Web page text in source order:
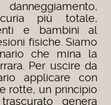
più totale,
e bambini al
fisiche.Siamo
che mina la
Per uscire da
applicare con
rotte, un principio
genera